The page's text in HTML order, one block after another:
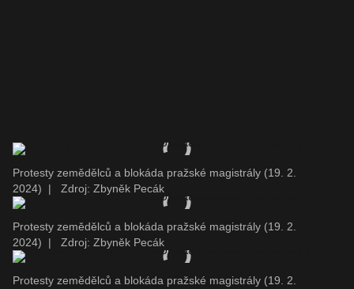
Protesty zemědělců a blokáda pražské magistrály (19. 2.
2024)
| Zdroj: Zbyněk Pecák
Protesty zemědělců a blokáda pražské magistrály (19. 2.
2024)
| Zdroj: Zbyněk Pecák
Protesty zemědělců a blokáda pražské magistrály (19. 2.